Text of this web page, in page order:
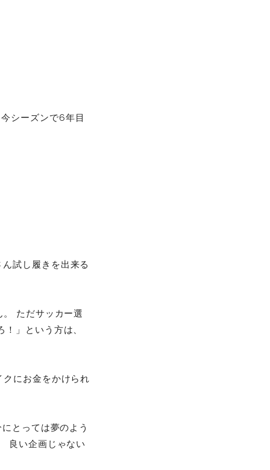
シーズンで6年目
試し履きを出来る
ただサッカー選
」という方は、
にお金をかけられ
とっては夢のよう
良い企画じゃない